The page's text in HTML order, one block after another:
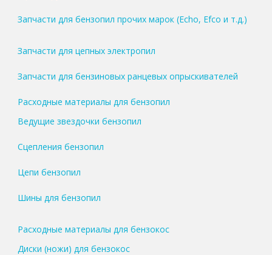
Запчасти для бензопил прочих марок (Echo, Efco и т.д.)
Запчасти для цепных электропил
Запчасти для бензиновых ранцевых опрыскивателей
Расходные материалы для бензопил
Ведущие звездочки бензопил
Сцепления бензопил
Цепи бензопил
Шины для бензопил
Расходные материалы для бензокос
Диски (ножи) для бензокос